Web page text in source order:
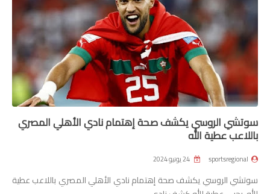
سوتشي الروسي يكشف صحة إهتمام نادي الأهلي المصري
باللاعب عطية الله
sportsregional
سوتشي الروسي يكشف صحة إهتمام نادي الأهلي المصري باللاعب عطية